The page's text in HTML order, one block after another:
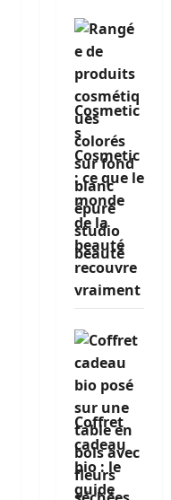
Cosmetic
s
Cosmetic
: ce que le
monde
de la
beauté
recouvre
vraiment
Coffret
cadeau
bio : le
guide